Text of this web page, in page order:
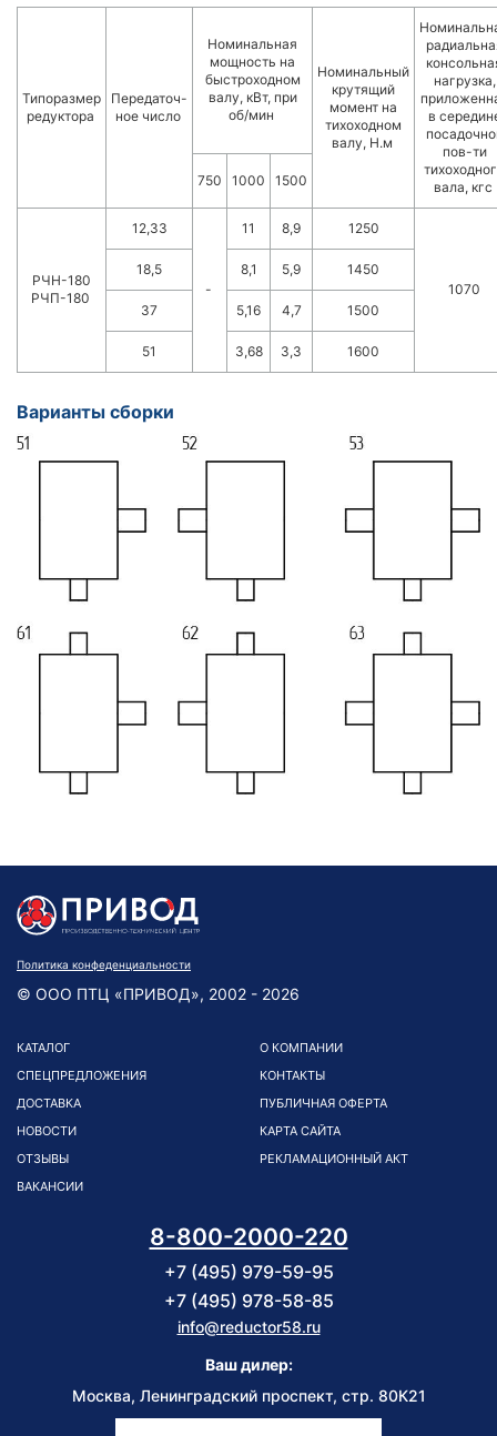
Типоразмер
редуктора
Передаточ-
ное число
Номинальная
мощность на
быстроходном
валу, кВт, при
об/мин
Номинальный
крутящий
момент на
тихоходном
валу, Н.м
нагрузка,
в
пов-ти
вала, кгс
750 1000 1500
РЧН-180
РЧП-180
12,33
-
11 8,9 1250
1070
18,5 8,1 5,9 1450
37 5,16 4,7 1500
51 3,68 3,3 1600
Варианты сборки
Политика конфеденциальности
© ООО ПТЦ «ПРИВОД», 2002 - 2026
КАТАЛОГ
СПЕЦПРЕДЛОЖЕНИЯ
ДОСТАВКА
НОВОСТИ
ОТЗЫВЫ
ВАКАНСИИ
О КОМПАНИИ
КОНТАКТЫ
ПУБЛИЧНАЯ ОФЕРТА
КАРТА САЙТА
РЕКЛАМАЦИОННЫЙ АКТ
8-800-2000-220
+7 (495) 979-59-95
+7 (495) 978-58-85
info@reductor58.ru
Ваш дилер:
Москва, Ленинградский проспект, стр. 80К21